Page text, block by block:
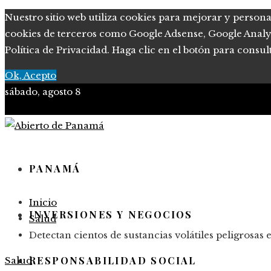
Nuestro sitio web utiliza cookies para mejorar y
cookies de terceros como Google Adsense, Google
Política de Privacidad. Haga clic en el botón para
Ok, Acepto
sábado, agosto 8
PANAMÁ
INVERSIONES Y NEGOCIOS
RESPONSABILIDAD SOCIAL
Inicio
Salud
Detectan cientos de sustancias volátiles
Salud